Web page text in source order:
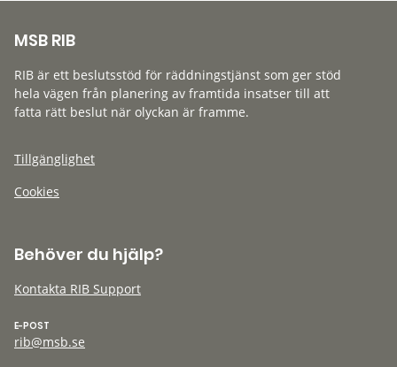
MSB RIB
RIB är ett beslutsstöd för räddningstjänst som ger stöd
hela vägen från planering av framtida insatser till att
fatta rätt beslut när olyckan är framme.
Tillgänglighet
Cookies
Behöver du hjälp?
Kontakta RIB Support
E-POST
rib@msb.se